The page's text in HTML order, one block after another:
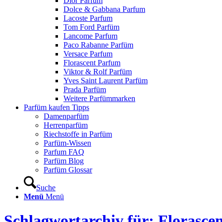
Dolce & Gabbana Parfum
Lacoste Parfum
Tom Ford Parfüm
Lancome Parfum
Paco Rabanne Parfüm
Versace Parfum
Florascent Parfum
Viktor & Rolf Parfüm
Yves Saint Laurent Parfüm
Prada Parfüm
Weitere Parfümmarken
Parfüm kaufen Tipps
Damenparfüm
Herrenparfüm
Riechstoffe in Parfüm
Parfüm-Wissen
Parfum FAQ
Parfüm Blog
Parfüm Glossar
Suche
Menü Menü